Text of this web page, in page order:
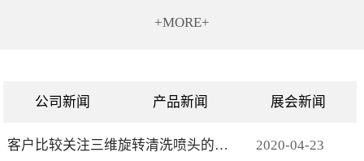
+MORE+
公司新闻 产品新闻 展会新闻
客户比较关注三维旋转清洗喷头的哪些方面 2020-04-23